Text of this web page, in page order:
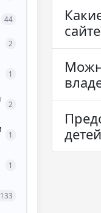
44
2
1
2
1
1
133